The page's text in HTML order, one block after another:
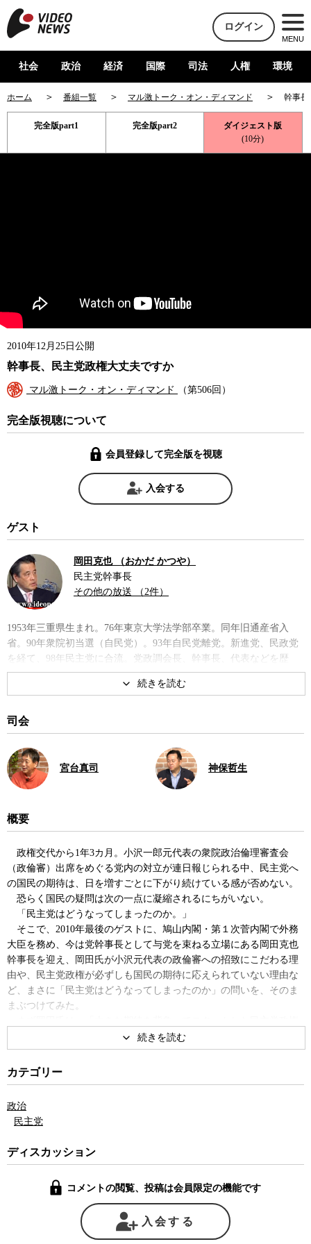
ログイン
MENU
社会 政治 経済 国際 司法 人権 環境
ホーム 番組一覧 マル激トーク・オン・ディマンド 幹事長
完全版part1 完全版part2
ダイジェスト版
(10分)
2010年12月25日公開
幹事長、民主党政権大丈夫ですか
マル激トーク・オン・ディマンド （第506回）
完全版視聴について
会員登録して完全版を視聴
入会する
ゲスト
岡田克也 （おかだ かつや）
民主党幹事長
その他の放送 （2件）
1953年三重県生まれ。76年東京大学法学部卒業。同年旧通産省入
省。90年衆院初当選（自民党）。93年自民党離党。新進党、民政党
を経て、98年民主党に合流。党政調会長、幹事長、代表などを歴
任。鳩山内閣、第1次菅内閣で外相、10年9月より現職。当選7回（三
司会
宮台真司 神保哲生
概要
政権交代から1年3カ月。小沢一郎元代表の衆院政治倫理審査会
（政倫審）出席をめぐる党内の対立が連日報じられる中、民主党へ
の国民の期待は、日を増すごとに下がり続けている感が否めない。
恐らく国民の疑問は次の一点に凝縮されるにちがいない。
「民主党はどうなってしまったのか。」
そこで、2010年最後のゲストに、鳩山内閣・第１次菅内閣で外務
大臣を務め、今は党幹事長として与党を束ねる立場にある岡田克也
幹事長を迎え、岡田氏が小沢元代表の政倫審への招致にこだわる理
由や、民主党政権が必ずしも国民の期待に応えられていない理由な
ど、まさに「民主党はどうなってしまったのか」の問いを、そのま
まぶつけてみた。
が、政治とカネの問題でつまずいたのは痛恨事」だったと、小沢氏
や鳩山元首相の政治資金問題が政権運営に大きな影響を及ぼしたこ
とを率直に認めた。そして、小沢氏にも法的な責任とは別に政治的
な説明責任があるとして、政倫審には小沢氏本人が自主的に出席し
しかし、民主党政権が何も成果を出していないとの批判に対して
は、民主党政権に混乱や経験不足があったことは認めたうえで、高
会見の開放、沖縄密約の解明など、自民党政権ではなし得なかった
オープン化や沖縄密約の解明については、岡田氏自身が主導した施
策として、その成果に自信のほどを見せた。
しかし、仮に民主党政権がそのような成果をあげているとして
も、それが広く国民に理解され、評価されないのはなぜか。その問
カテゴリー
政治
民主党
ディスカッション
コメントの閲覧、投稿は会員限定の機能です
入会する